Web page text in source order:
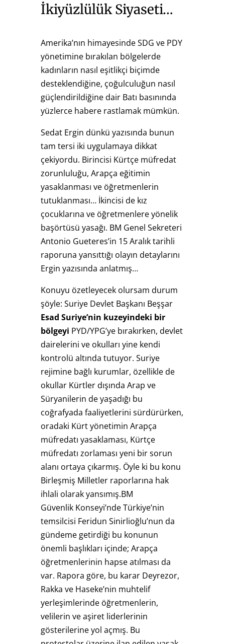
İkiyüzlülük Siyaseti…
Amerika’nın himayesinde SDG ve PDY
yönetimine bırakılan bölgelerde
kadınların nasıl eşitlikçi biçimde
desteklendiğine, çoğulculuğun nasıl
güçlendirildiğine dair Batı basınında
yüzlerce habere rastlamak mümkün.
Sedat Ergin dünkü yazısında bunun
tam tersi iki uygulamaya dikkat
çekiyordu. Birincisi Kürtçe müfredat
zorunluluğu, Arapça eğitimin
yasaklanması ve öğretmenlerin
tutuklanması… İkincisi de kız
çocuklarına ve öğretmenlere yönelik
başörtüsü yasağı. BM Genel Sekreteri
Antonio Gueteres’in 15 Aralık tarihli
raporuna yansıttığı olayın detaylarını
Ergin yazısında anlatmış…
Konuyu özetleyecek olursam durum
şöyle: Suriye Devlet Başkanı Beşşar
Esad Suriye’nin kuzeyindeki bir
bölgeyi PYD/YPG’ye bırakırken, devlet
dairelerini ve okulları yine kendi
kontrolü altında tutuyor. Suriye
rejimine bağlı kurumlar, özellikle de
okullar Kürtler dışında Arap ve
Süryanilerin de yaşadığı bu
coğrafyada faaliyetlerini sürdürürken,
oradaki Kürt yönetimin Arapça
müfredatı yasaklaması, Kürtçe
müfredatı zorlaması yeni bir sorun
alanı ortaya çıkarmış. Öyle ki bu konu
Birleşmiş Milletler raporlarına hak
ihlali olarak yansımış.BM
Güvenlik Konseyi’nde Türkiye’nin
temsilcisi Feridun Sinirlioğlu’nun da
gündeme getirdiği bu konunun
önemli başlıkları içinde; Arapça
öğretmenlerinin hapse atılması da
var. Rapora göre, bu karar Deyrezor,
Rakka ve Haseke’nin muhtelif
yerleşimlerinde öğretmenlerin,
velilerin ve aşiret liderlerinin
gösterilerine yol açmış. Bu